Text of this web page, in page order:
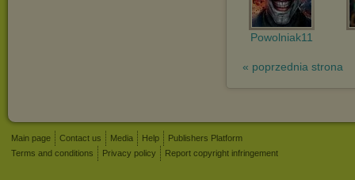
Powolniak11
« poprzednia strona
Main page Contact us Media Help
Publishers Platform
Terms and conditions
Privacy policy Report copyright infringement